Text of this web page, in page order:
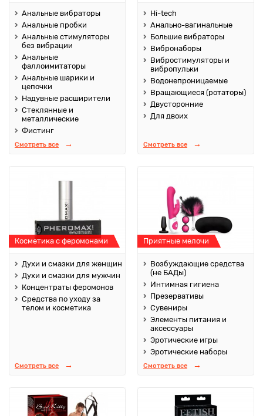
Анальные вибраторы
Анальные пробки
Анальные стимуляторы
без вибрации
Анальные
фаллоимитаторы
Анальные шарики и
цепочки
Надувные расширители
Стеклянные и
металлические
Фистинг
Смотреть все
Hi-tech
Анально-вагинальные
Большие вибраторы
Вибронаборы
Вибростимуляторы и
вибропульки
Водонепроницаемые
Вращающиеся (ротаторы)
Двусторонние
Для двоих
Смотреть все
Косметика с феромонами
Духи и смазки для женщин
Духи и смазки для мужчин
Концентраты феромонов
Средства по уходу за
телом и косметика
Смотреть все
Приятные мелочи
Возбуждающие средства
(не БАДы)
Интимная гигиена
Презервативы
Сувениры
Элементы питания и
аксессуары
Эротические игры
Эротические наборы
Смотреть все